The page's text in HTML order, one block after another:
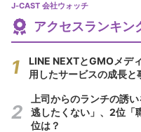
J-CAST 会社ウォッチ
アクセスランキン
LINE NEXTとGMOメデ
用したサービスの成長と
上司からのランチの誘
逃したくない」、2位「
位は？